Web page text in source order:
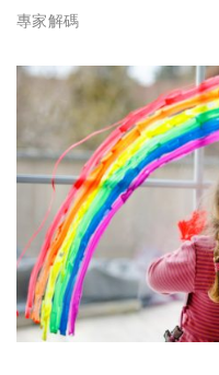
專家解碼